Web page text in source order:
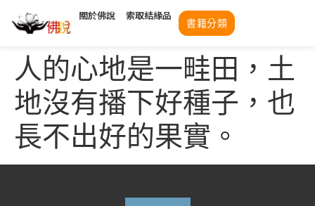
關於佛說 索取結緣品
書籍分類
人的心地是一畦田，土
地沒有播下好種子，也
長不出好的果實。